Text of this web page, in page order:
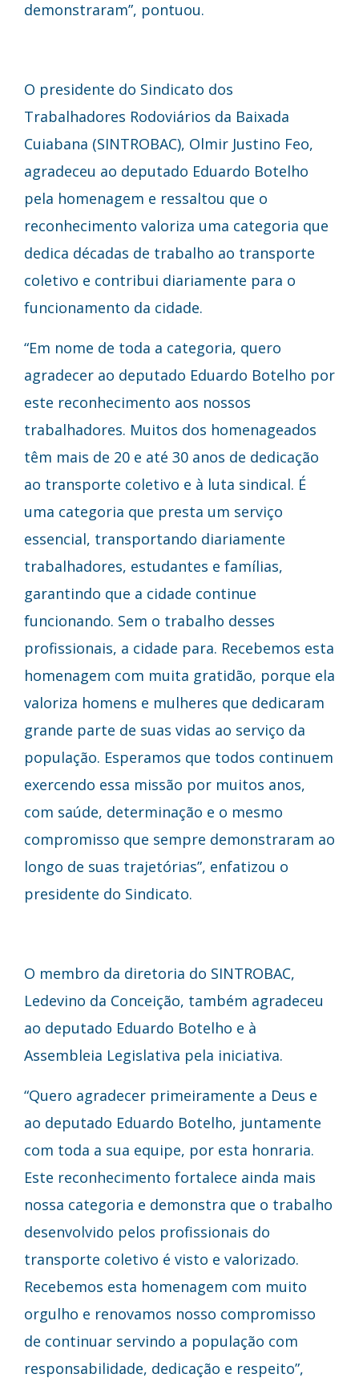
demonstraram”, pontuou.
O presidente do Sindicato dos
Trabalhadores Rodoviários da Baixada
Cuiabana (SINTROBAC), Olmir Justino Feo,
agradeceu ao deputado Eduardo Botelho
pela homenagem e ressaltou que o
reconhecimento valoriza uma categoria que
dedica décadas de trabalho ao transporte
coletivo e contribui diariamente para o
funcionamento da cidade.
“Em nome de toda a categoria, quero
agradecer ao deputado Eduardo Botelho por
este reconhecimento aos nossos
trabalhadores. Muitos dos homenageados
têm mais de 20 e até 30 anos de dedicação
ao transporte coletivo e à luta sindical. É
uma categoria que presta um serviço
essencial, transportando diariamente
trabalhadores, estudantes e famílias,
garantindo que a cidade continue
funcionando. Sem o trabalho desses
profissionais, a cidade para. Recebemos esta
homenagem com muita gratidão, porque ela
valoriza homens e mulheres que dedicaram
grande parte de suas vidas ao serviço da
população. Esperamos que todos continuem
exercendo essa missão por muitos anos,
com saúde, determinação e o mesmo
compromisso que sempre demonstraram ao
longo de suas trajetórias”, enfatizou o
presidente do Sindicato.
O membro da diretoria do SINTROBAC,
Ledevino da Conceição, também agradeceu
ao deputado Eduardo Botelho e à
Assembleia Legislativa pela iniciativa.
“Quero agradecer primeiramente a Deus e
ao deputado Eduardo Botelho, juntamente
com toda a sua equipe, por esta honraria.
Este reconhecimento fortalece ainda mais
nossa categoria e demonstra que o trabalho
desenvolvido pelos profissionais do
transporte coletivo é visto e valorizado.
Recebemos esta homenagem com muito
orgulho e renovamos nosso compromisso
de continuar servindo a população com
responsabilidade, dedicação e respeito”,